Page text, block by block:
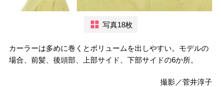
写真18枚
カーラーは多めに巻くとボリュームを出しやすい。モデルの
場合、前髪、後頭部、上部サイド、下部サイドの6か所。
撮影／菅井淳子